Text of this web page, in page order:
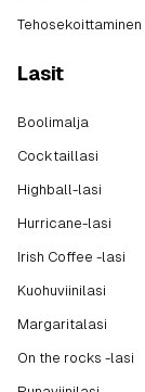
Tehosekoittaminen
Lasit
Boolimalja
Cocktaillasi
Highball-lasi
Hurricane-lasi
Irish Coffee -lasi
Kuohuviinilasi
Margaritalasi
On the rocks -lasi